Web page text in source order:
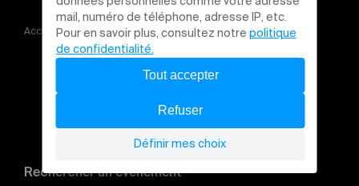
Accueil Concerts CONCERT DE YASMINE HAMDAN
Rechercher un évènement